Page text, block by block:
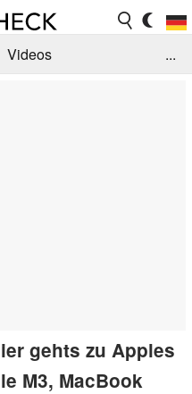
Videos
...
gehts zu Apples
M3, MacBook